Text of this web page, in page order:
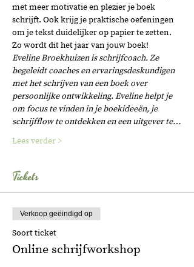
met meer motivatie en plezier je boek
schrijft. Ook krijg je praktische oefeningen
om je tekst duidelijker op papier te zetten.
Zo wordt dit het jaar van jouw boek!
Eveline Broekhuizen is schrijfcoach. Ze
begeleidt coaches en ervaringsdeskundigen
met het schrijven van een boek over
persoonlijke ontwikkeling. Eveline helpt je
om focus te vinden in je boekideeën, je
schrijfflow te ontdekken en een uitgever te…
Lees verder >
Tickets
Verkoop geëindigd op
Soort ticket
Online schrijfworkshop